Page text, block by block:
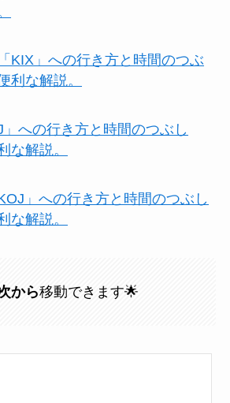
KIX」への行き方と時間のつぶ
利な解説。
への行き方と時間のつぶし
な解説。
」への行き方と時間のつぶし
な解説。
から移動できます🌟